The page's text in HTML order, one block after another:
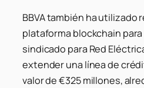
BBVA también ha
plataforma blockchain
sindicado para Red
extender una línea de
valor de €325 millones,